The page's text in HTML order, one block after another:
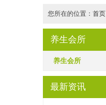
您所在的位置： 首页
养生会所
养生会所
最新资讯